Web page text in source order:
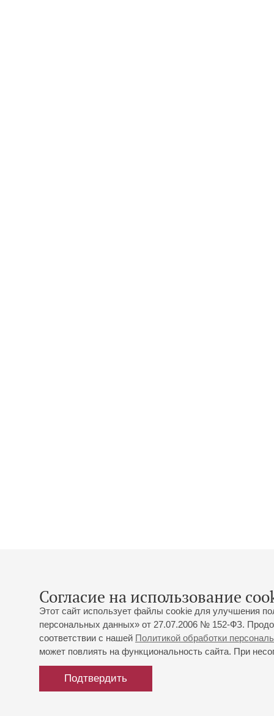
Согласие на использование
Этот сайт использует файлы cookie для улучшения
персональных данных» от 27.07.2006 № 152-ФЗ.
соответствии с нашей Политикой обработки
может повлиять на функциональность сайта. При
Подтвердить